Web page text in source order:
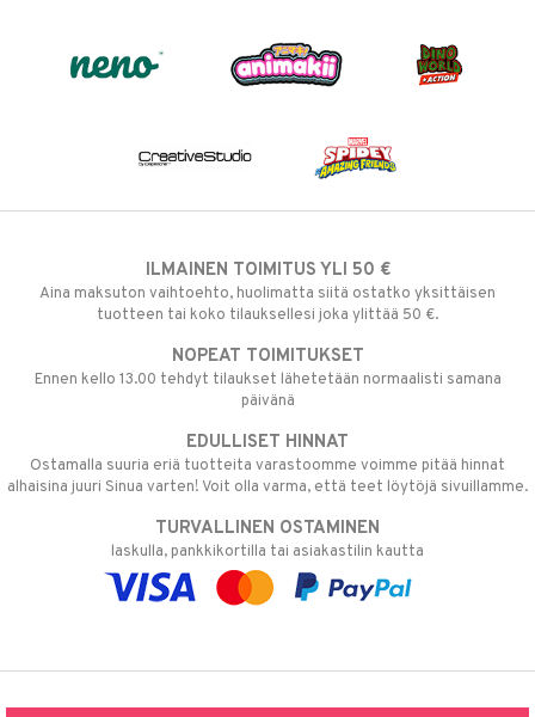
ILMAINEN TOIMITUS YLI 50 €
Aina maksuton vaihtoehto, huolimatta siitä ostatko yksittäisen
tuotteen tai koko tilauksellesi joka ylittää 50 €.
NOPEAT TOIMITUKSET
Ennen kello 13.00 tehdyt tilaukset lähetetään normaalisti samana
päivänä
EDULLISET HINNAT
Ostamalla suuria eriä tuotteita varastoomme voimme pitää hinnat
alhaisina juuri Sinua varten! Voit olla varma, että teet löytöjä sivuillamme.
TURVALLINEN OSTAMINEN
laskulla, pankkikortilla tai asiakastilin kautta